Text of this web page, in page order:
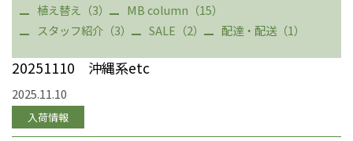
植え替え（3）
MB column（15）
スタッフ紹介（3）
SALE（2） 配達・配送（1）
20251110 沖縄系etc
2025.11.10
入荷情報